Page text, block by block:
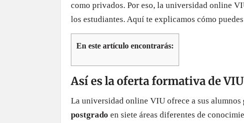
como privados. Por eso, la universidad online
los estudiantes. Aquí te explicamos cómo
En este artículo encontrarás:
Así es la oferta formativa de VIU
La universidad online VIU ofrece a sus alumnos
postgrado en siete áreas diferentes de